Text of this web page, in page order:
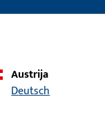
biste
Austrija
Deutsch